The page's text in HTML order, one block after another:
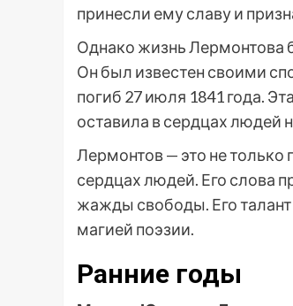
принесли ему славу и
Однако жизнь Лермонтова
Он был известен своими
погиб 27 июля 1841 года.
оставила в сердцах людей
Лермонтов — это не только
сердцах людей. Его слова
жажды свободы. Его
магией поэзии.
Ранние годы